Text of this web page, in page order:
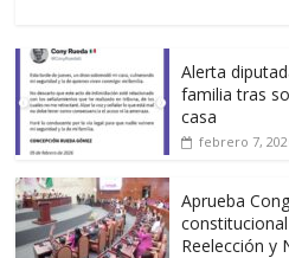
Alerta
familia tras
casa
febrero 7,
Aprueba
Reelección y